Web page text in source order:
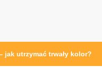
jak utrzymać trwały kolor?